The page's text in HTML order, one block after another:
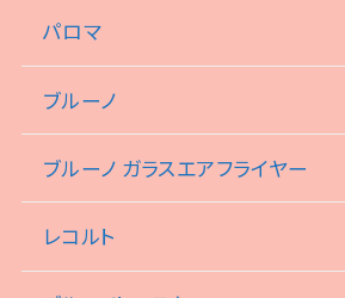
パロマ
ブルーノ
ブルーノ ガラスエアフライヤー
レコルト